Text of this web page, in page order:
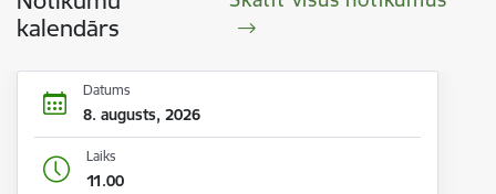
kalendārs
Datums
8. augusts, 2026
Laiks
11.00